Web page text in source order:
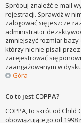
Spróbuj znaleźć e-mail
rejestracji. Sprawdź w
zalogować się jeszcze
administrator
zmniejszyć rozmiar
którzy nic nie pisali przez
zarejestrować się
zaangażowanym w
Góra
Co to jest COPPA?
COPPA, to skrót od
obowiązującego od 1998